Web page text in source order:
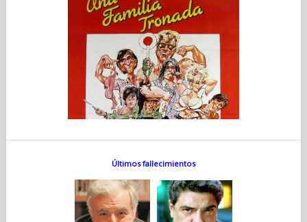
Últimos fallecimientos